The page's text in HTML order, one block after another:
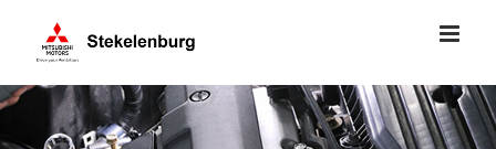
naar
inhoud